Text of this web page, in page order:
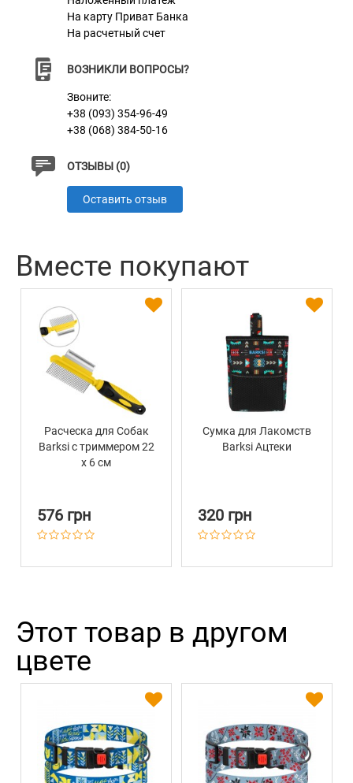
На карту Приват Банка
На расчетный счет
ВОЗНИКЛИ ВОПРОСЫ?
Звоните:
+38 (093) 354-96-49
+38 (068) 384-50-16
ОТЗЫВЫ (0)
Оставить отзыв
Вместе покупают
Расческа для Собак
Barksi с триммером 22
х 6 см
576 грн
Сумка для Лакомств
Barksi Ацтеки
320 грн
Этот товар в другом
цвете